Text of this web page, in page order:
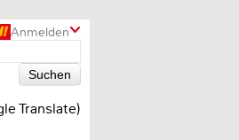
Anmelden
Translate)